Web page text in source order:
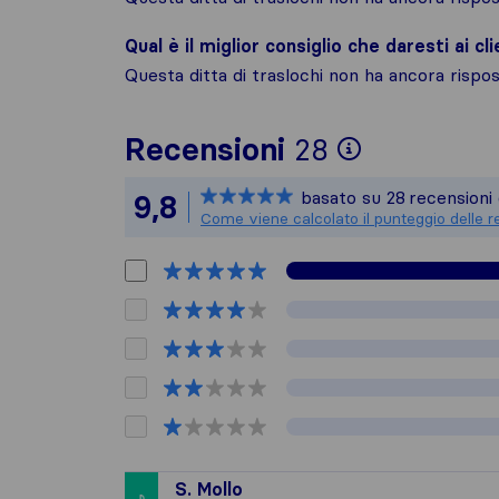
Qual è il miglior consiglio che daresti ai
Questa ditta di traslochi non ha ancora
Recensioni 28
Per
Tutte le
9,8 basato su 28 recensioni
Come viene calcolato il punteggio delle
S. Mollo